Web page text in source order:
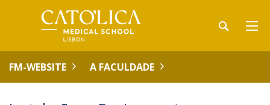
FM-WEBSITE A FACULDADE